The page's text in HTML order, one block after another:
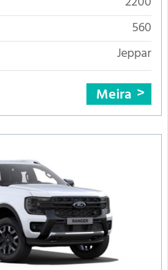
560
Jeppar
Meira